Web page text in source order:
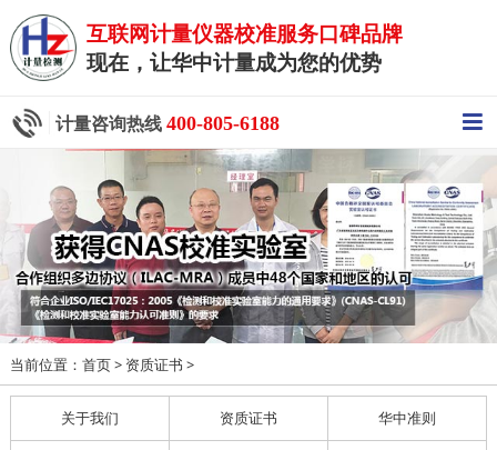
互联网计量仪器校准服务口碑品牌
现在，让华中计量成为您的优势
计量咨询热线 400-805-6188
当前位置： 首页> 资质证书 >
关于我们 资质证书 华中准则